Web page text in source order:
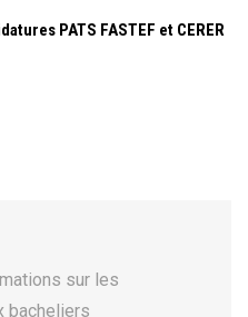
PATS FASTEF et CERER
sur les
bacheliers